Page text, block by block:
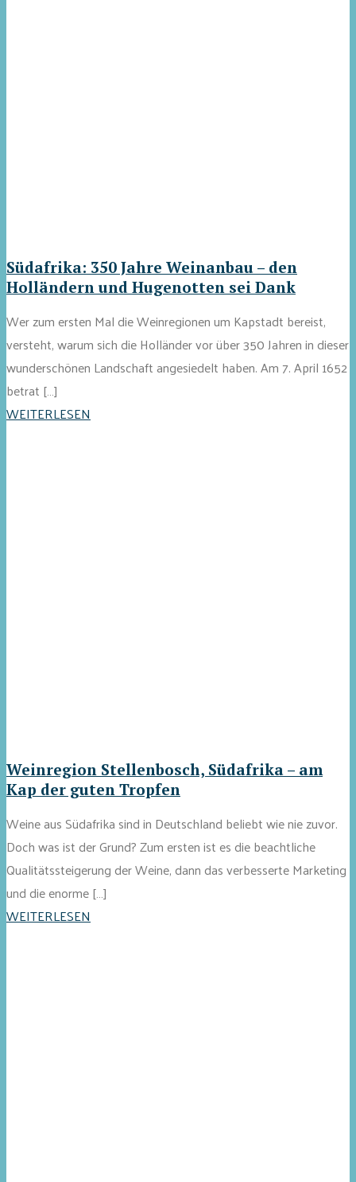
Südafrika: 350 Jahre Weinanbau – den
Holländern und Hugenotten sei Dank
Wer zum ersten Mal die Weinregionen um Kapstadt bereist,
versteht, warum sich die Holländer vor über 350 Jahren in dieser
wunderschönen Landschaft angesiedelt haben. Am 7. April 1652
betrat […]
WEITERLESEN
Weinregion Stellenbosch, Südafrika – am
Kap der guten Tropfen
Weine aus Südafrika sind in Deutschland beliebt wie nie zuvor.
Doch was ist der Grund? Zum ersten ist es die beachtliche
Qualitätssteigerung der Weine, dann das verbesserte Marketing
und die enorme […]
WEITERLESEN